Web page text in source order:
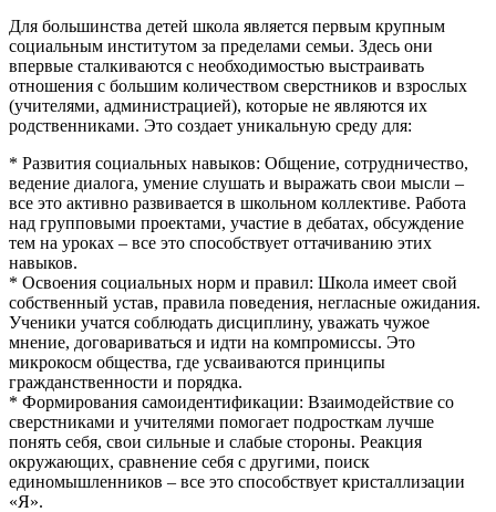
Для большинства детей школа является первым крупным
социальным институтом за пределами семьи. Здесь они
впервые сталкиваются с необходимостью выстраивать
отношения с большим количеством сверстников и взрослых
(учителями, администрацией), которые не являются их
родственниками. Это создает уникальную среду для:
* Развития социальных навыков: Общение, сотрудничество,
ведение диалога, умение слушать и выражать свои мысли –
все это активно развивается в школьном коллективе. Работа
над групповыми проектами, участие в дебатах, обсуждение
тем на уроках – все это способствует оттачиванию этих
навыков.
* Освоения социальных норм и правил: Школа имеет свой
собственный устав, правила поведения, негласные ожидания.
Ученики учатся соблюдать дисциплину, уважать чужое
мнение, договариваться и идти на компромиссы. Это
микрокосм общества, где усваиваются принципы
гражданственности и порядка.
* Формирования самоидентификации: Взаимодействие со
сверстниками и учителями помогает подросткам лучше
понять себя, свои сильные и слабые стороны. Реакция
окружающих, сравнение себя с другими, поиск
единомышленников – все это способствует кристаллизации
«Я».